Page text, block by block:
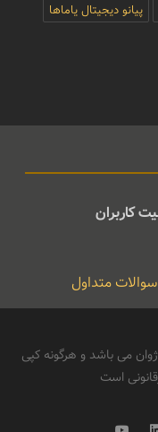
پیانو دیجیتال یاماها
کاربران
سوالات متداول
می باشد و هرگونه کپی
است